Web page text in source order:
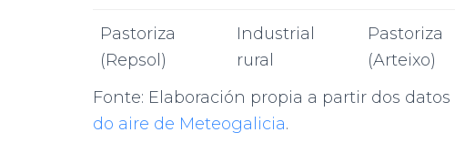
Pastoriza
(Repsol)
Industrial
rural
Pastoriza
(Arteixo)
Fonte: Elaboración propia a partir dos
do aire de Meteogalicia.